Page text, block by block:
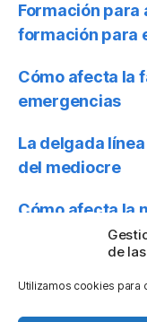
de
Utilizamos cookies para
Formación
formación para
Cómo afecta la
emergencias
La delgada
del mediocre
Cómo afecta la
emergencias
Uso de casco en